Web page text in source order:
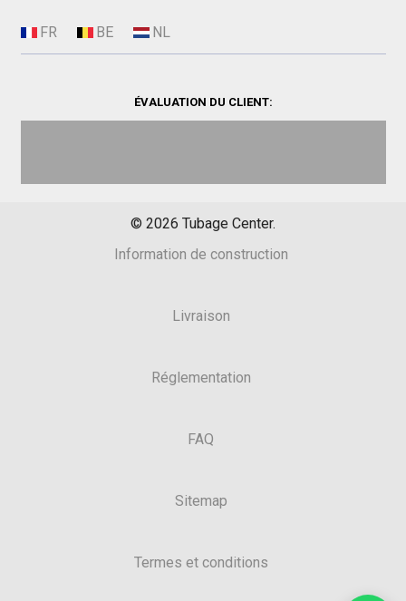
ÉVALUATION DU CLIENT:
© 2026 Tubage Center.
Information de construction
Livraison
Réglementation
FAQ
Sitemap
Termes et conditions